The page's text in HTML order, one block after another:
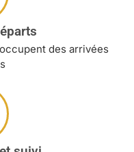
des arrivées